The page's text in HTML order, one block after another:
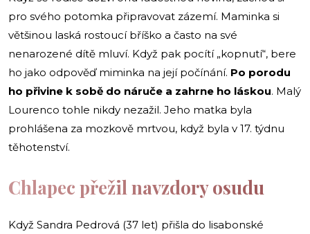
pro svého potomka připravovat zázemí. Maminka si
většinou laská rostoucí bříško a často na své
nenarozené dítě mluví. Když pak pocítí „kopnutí“, bere
ho jako odpověď miminka na její počínání. Po porodu
ho přivine k sobě do náruče a zahrne ho láskou. Malý
Lourenco tohle nikdy nezažil. Jeho matka byla
prohlášena za mozkově mrtvou, když byla v 17. týdnu
těhotenství.
Chlapec přežil navzdory osudu
Když Sandra Pedrová (37 let) přišla do lisabonské